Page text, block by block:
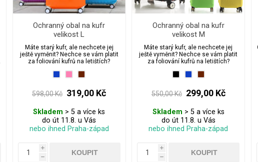
Ochranný obal na kufr
velikost L
Máte starý kufr, ale nechcete jej
ještě vyměnit? Nechce se vám platit
za foliování kufrů na letištích?
598,00 Kč 319,00 Kč
Skladem > 5 a více ks
do út 11.8. u Vás
nebo ihned Praha-západ
i
h
Ochranný obal na kufr
velikost M
Máte starý kufr, ale nechcete jej
ještě vyměnit? Nechce se vám platit
za foliování kufrů na letištích?
550,00 Kč 299,00 Kč
Skladem > 5 a více ks
do út 11.8. u Vás
nebo ihned Praha-západ
i
h